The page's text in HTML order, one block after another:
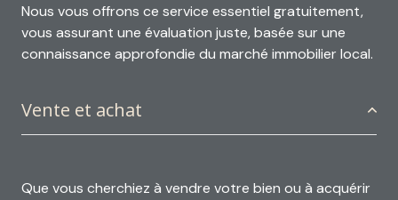
Nous vous offrons ce service essentiel gratuitement,
vous assurant une évaluation juste, basée sur une
connaissance approfondie du marché immobilier local.
Vente et achat
Que vous cherchiez à vendre votre bien ou à acquérir